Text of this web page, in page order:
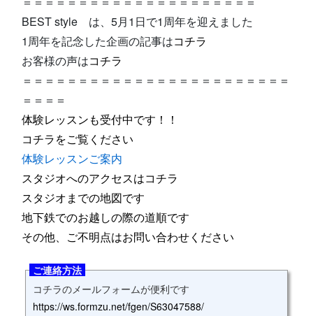
BEST style は、5月1日で1周年を迎えました
1周年を記念した企画の記事はコチラ
お客様の声はコチラ
＝＝＝＝＝＝＝＝＝＝＝＝＝＝＝＝＝＝＝＝＝＝＝＝
＝＝＝＝
体験レッスンも受付中です！！
コチラをご覧ください
体験レッスンご案内
スタジオへのアクセスはコチラ
スタジオまでの地図です
地下鉄でのお越しの際の道順です
その他、ご不明点はお問い合わせください
ご連絡方法
コチラのメールフォームが便利です
https://ws.formzu.net/fgen/S63047588/